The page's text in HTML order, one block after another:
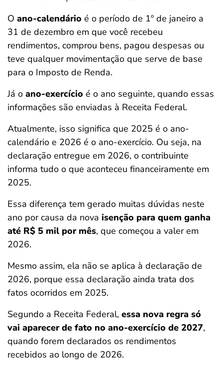
O ano-calendário é o período de 1º de janeiro a
31 de dezembro em que você recebeu
rendimentos, comprou bens, pagou despesas ou
teve qualquer movimentação que serve de base
para o Imposto de Renda.
Já o ano-exercício é o ano seguinte, quando essas
informações são enviadas à Receita Federal.
Atualmente, isso significa que 2025 é o ano-
calendário e 2026 é o ano-exercício. Ou seja, na
declaração entregue em 2026, o contribuinte
informa tudo o que aconteceu financeiramente em
2025.
Essa diferença tem gerado muitas dúvidas neste
ano por causa da nova isenção para quem ganha
até R$ 5 mil por mês, que começou a valer em
2026.
Mesmo assim, ela não se aplica à declaração de
2026, porque essa declaração ainda trata dos
fatos ocorridos em 2025.
Segundo a Receita Federal, essa nova regra só
vai aparecer de fato no ano-exercício de 2027,
quando forem declarados os rendimentos
recebidos ao longo de 2026.